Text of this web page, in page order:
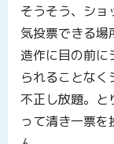
そうそう、ショ
気投票できる場
造作に目の前に
られることな
不正し放題。と
って清き一票を